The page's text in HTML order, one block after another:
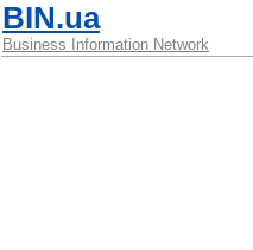
BIN.ua
Business Information Network